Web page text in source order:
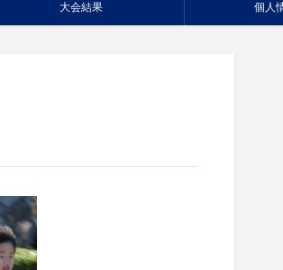
大会結果 個人